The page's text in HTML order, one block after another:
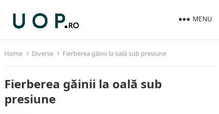
MENU
Home Diverse Fierberea găinii la oală sub presiune
Fierberea găinii la oală sub
presiune